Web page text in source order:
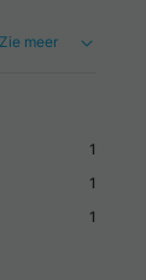
Zie meer
1
1
1